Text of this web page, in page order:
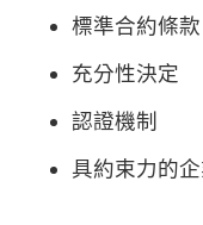
標準合約條款
充分性決定
認證機制
具約束力的